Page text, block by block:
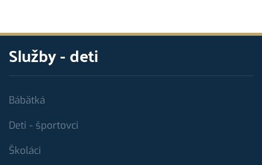
Služby - deti
Bábätká
Deti - športovci
Školáci